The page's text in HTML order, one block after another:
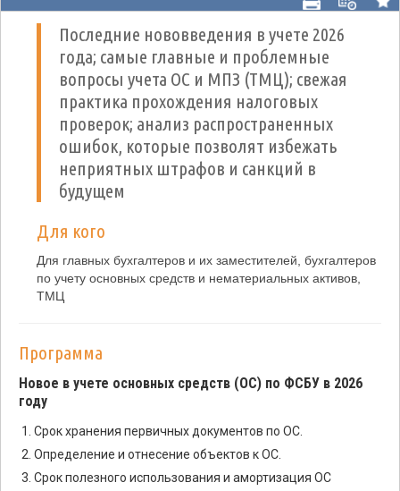
Последние нововведения в учете 2026
года; самые главные и проблемные
вопросы учета ОС и МПЗ (ТМЦ); свежая
практика прохождения налоговых
проверок; анализ распространенных
ошибок, которые позволят избежать
неприятных штрафов и санкций в
будущем
Для кого
Для главных бухгалтеров и их заместителей, бухгалтеров
по учету основных средств и нематериальных активов,
ТМЦ
Программа
Новое в учете основных средств (ОС) по ФСБУ в 2026
году
Срок хранения первичных документов по ОС.
Определение и отнесение объектов к ОС.
Срок полезного использования и амортизация ОС